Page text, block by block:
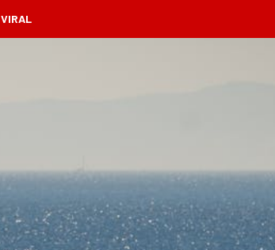
VIRAL